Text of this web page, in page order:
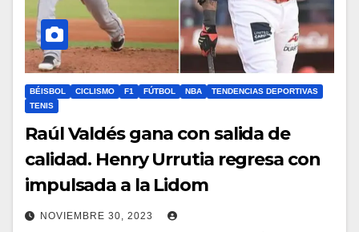
BÉISBOL CICLISMO F1 FÚTBOL NBA
TENDENCIAS DEPORTIVAS
TENIS
Raúl Valdés gana con salida de
calidad. Henry Urrutia regresa con
impulsada a la Lidom
NOVIEMBRE 30, 2023